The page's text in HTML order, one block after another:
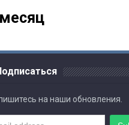
на наши обновления.